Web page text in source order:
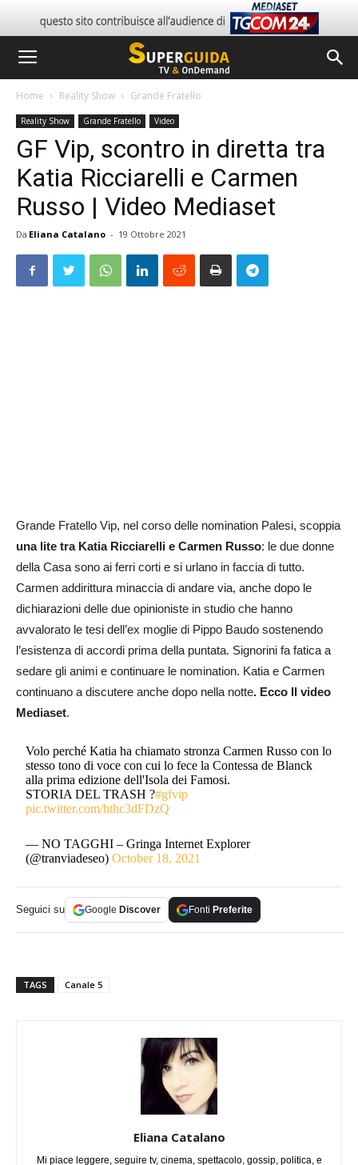
Home Reality Show Grande Fratello
Reality Show Grande Fratello Video
GF Vip, scontro in diretta tra
Katia Ricciarelli e Carmen
Russo | Video Mediaset
Da Eliana Catalano - 19 Ottobre 2021
Grande Fratello Vip, nel corso delle nomination Palesi, scoppia
una lite tra Katia Ricciarelli e Carmen Russo: le due donne
della Casa sono ai ferri corti e si urlano in faccia di tutto.
Carmen addirittura minaccia di andare via, anche dopo le
dichiarazioni delle due opinioniste in studio che hanno
avvalorato le tesi dell’ex moglie di Pippo Baudo sostenendo
l’esistenza di accordi prima della puntata. Signorini fa fatica a
sedare gli animi e continuare le nomination. Katia e Carmen
continuano a discutere anche dopo nella notte. Ecco Il video
Mediaset.
Volo perché Katia ha chiamato stronza Carmen Russo con lo
stesso tono di voce con cui lo fece la Contessa de Blanck
alla prima edizione dell'Isola dei Famosi.
STORIA DEL TRASH ?#gfvip
pic.twitter.com/hthc3dFDzQ
— NO TAGGHI – Gringa Internet Explorer
(@tranviadeseo)October 18, 2021
Seguici su Google Discover Fonti Preferite
TAGS Canale 5
Eliana Catalano
Mi piace leggere, seguire tv, cinema, spettacolo, gossip, politica, e